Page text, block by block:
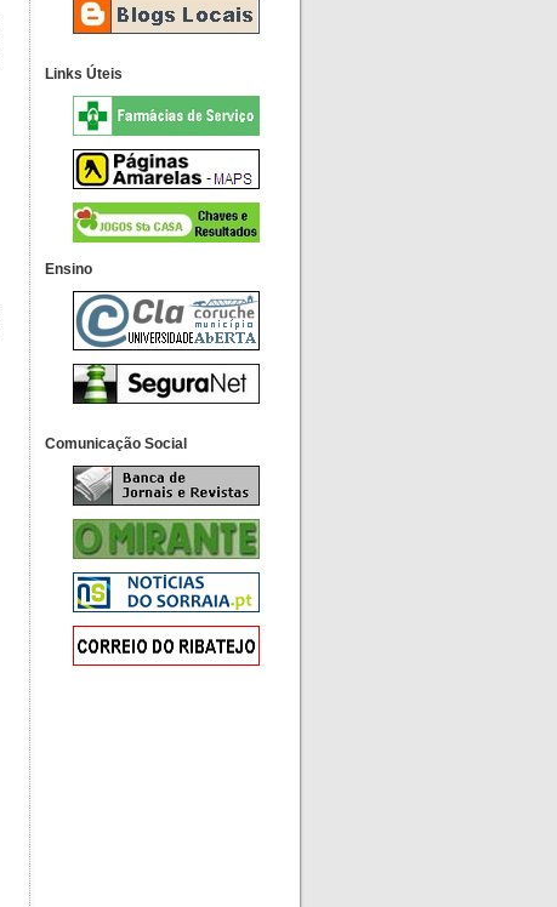
Links Úteis
Ensino
Comunicação Social